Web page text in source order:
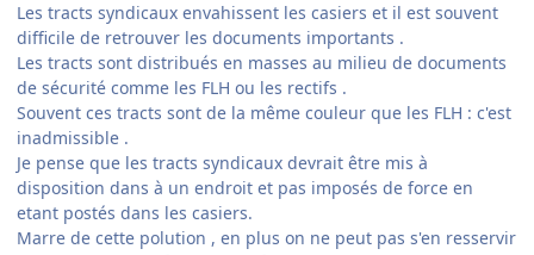
Les tracts syndicaux envahissent les casiers et il est souvent
difficile de retrouver les documents importants .
Les tracts sont distribués en masses au milieu de documents
de sécurité comme les FLH ou les rectifs .
Souvent ces tracts sont de la même couleur que les FLH : c'est
inadmissible .
Je pense que les tracts syndicaux devrait être mis à
disposition dans à un endroit et pas imposés de force en
etant postés dans les casiers.
Marre de cette polution , en plus on ne peut pas s'en resservir